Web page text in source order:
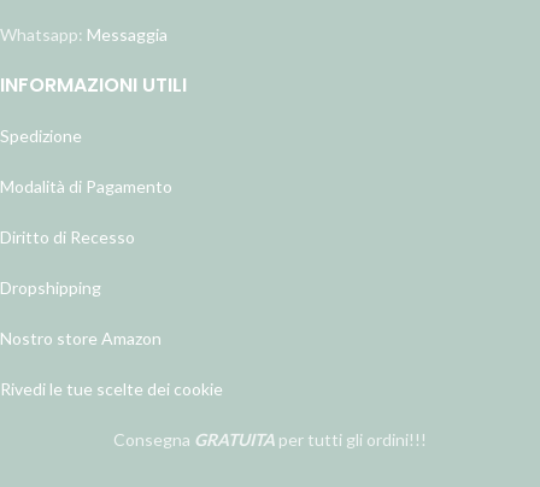
Whatsapp: Messaggia
INFORMAZIONI UTILI
Spedizione
Modalità di Pagamento
Diritto di Recesso
Dropshipping
Nostro store Amazon
Rivedi le tue scelte dei cookie
Consegna GRATUITA per tutti gli ordini!!!